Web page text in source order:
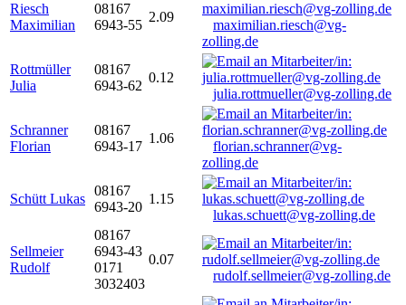
Riesch
Maximilian
08167
6943-55
2.09
maximilian.riesch@vg-
zolling.de
Rottmüller
Julia
08167
6943-62
0.12
julia.rottmueller@vg-zolling.de
Schranner
Florian
08167
6943-17
1.06
florian.schranner@vg-
zolling.de
Schütt Lukas
08167
6943-20
1.15
lukas.schuett@vg-zolling.de
Sellmeier
Rudolf
08167
6943-43
0171
3032403
0.07
rudolf.sellmeier@vg-zolling.de